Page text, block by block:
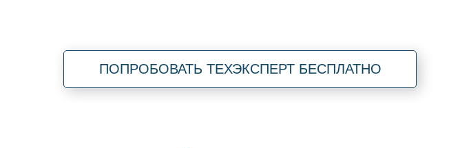
ПОПРОБОВАТЬ ТЕХЭКСПЕРТ БЕСПЛАТНО